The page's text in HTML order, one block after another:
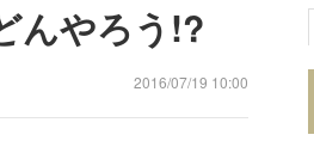
んやろう!?
2016/07/19 10:00